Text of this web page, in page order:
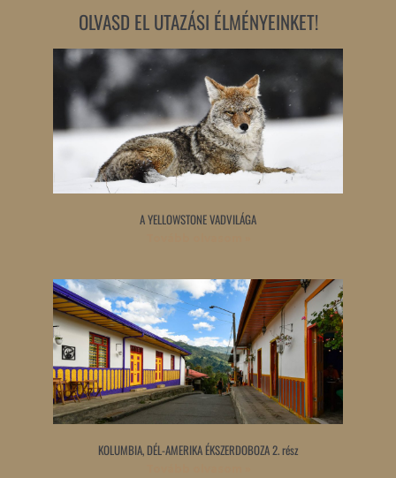
OLVASD EL UTAZÁSI ÉLMÉNYEINKET!
A YELLOWSTONE VADVILÁGA
KOLUMBIA, DÉL-AMERIKA ÉKSZERDOBOZA 2. rész